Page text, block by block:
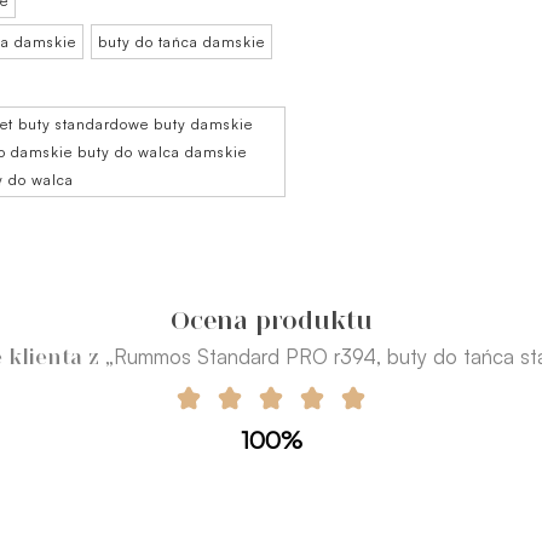
damskie buty do tańca damskie
buty standardowe buty damskie
damskie buty do walca damskie
do walca
Ocena produktu
klienta z „Rummos Standard PRO r394, buty do tańca
100%